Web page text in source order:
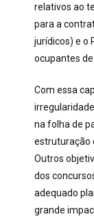
relativos ao
para a
jurídicos) e o
ocupantes
Com essa
na folha de
estruturação
Outros
dos
adequado
grande